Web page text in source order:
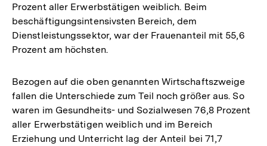
Prozent aller Erwerbstätigen weiblich. Beim
beschäftigungsintensivsten Bereich, dem
Dienstleistungssektor, war der Frauenanteil mit 55,6
Prozent am höchsten.
Bezogen auf die oben genannten Wirtschaftszweige
fallen die Unterschiede zum Teil noch größer aus. So
waren im Gesundheits- und Sozialwesen 76,8 Prozent
aller Erwerbstätigen weiblich und im Bereich
Erziehung und Unterricht lag der Anteil bei 71,7